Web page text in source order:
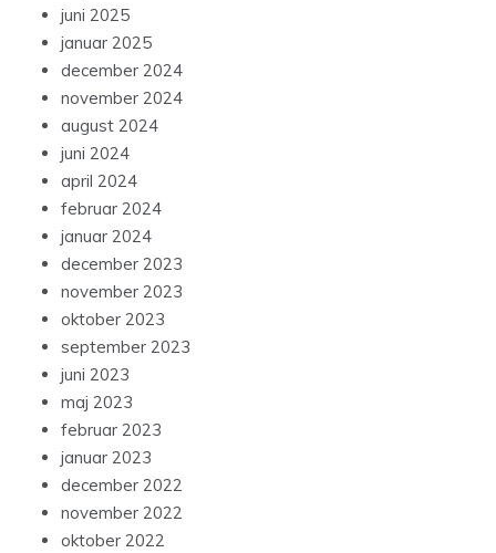
juni 2025
januar 2025
december 2024
november 2024
august 2024
juni 2024
april 2024
februar 2024
januar 2024
december 2023
november 2023
oktober 2023
september 2023
juni 2023
maj 2023
februar 2023
januar 2023
december 2022
november 2022
oktober 2022